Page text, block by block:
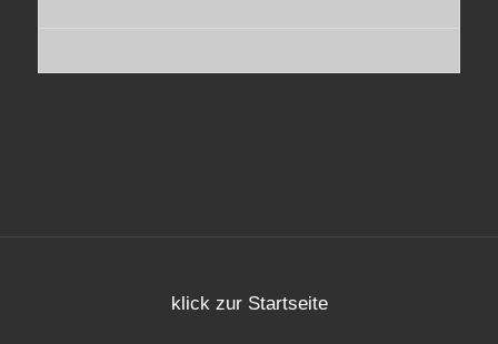
klick zur Startseite